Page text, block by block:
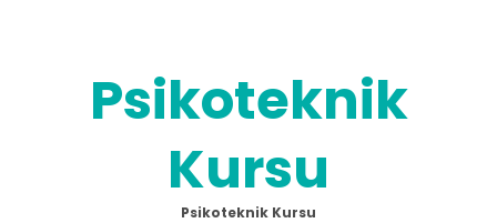
Psikoteknik
Kursu
Psikoteknik Kursu